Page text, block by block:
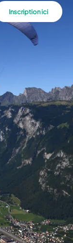
Inscription ici